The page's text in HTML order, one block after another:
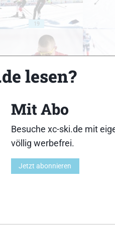
19
lesen?
Mit Abo
Besuche xc-ski.de mit
völlig werbefrei.
Jetzt abonnieren